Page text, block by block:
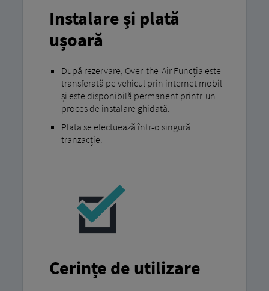
Instalare și plată
ușoară
După rezervare, Over-the-Air Funcția este
transferată pe vehicul prin internet mobil
și este disponibilă permanent printr-un
proces de instalare ghidată.
Plata se efectuează într-o singură
tranzacție.
Cerințe de utilizare